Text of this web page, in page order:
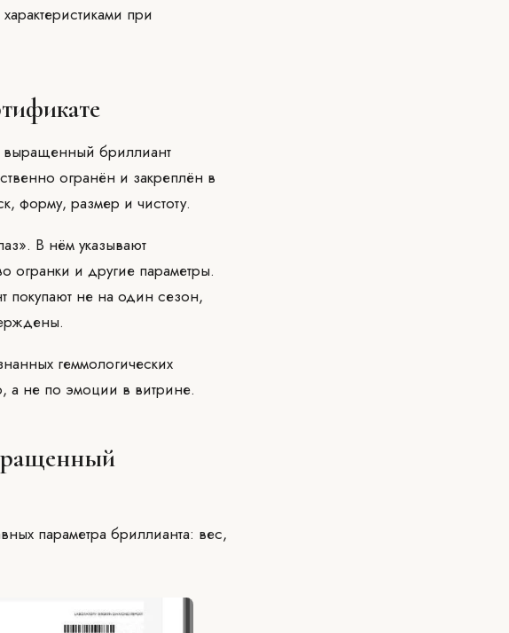
при
выращенный бриллиант
огранён и закреплён в
форму, размер и чистоту.
В нём указывают
огранки и другие параметры.
покупают не на один сезон,
геммологических
а не по эмоции в витрине.
параметра бриллианта: вес,